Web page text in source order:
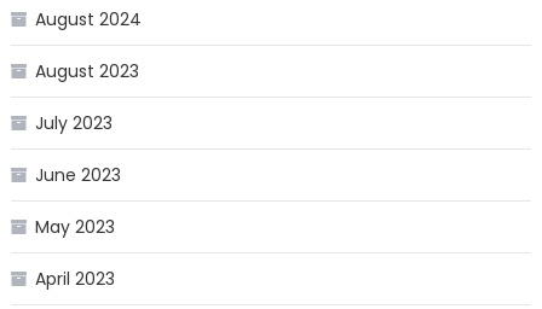
August 2024
August 2023
July 2023
June 2023
May 2023
April 2023